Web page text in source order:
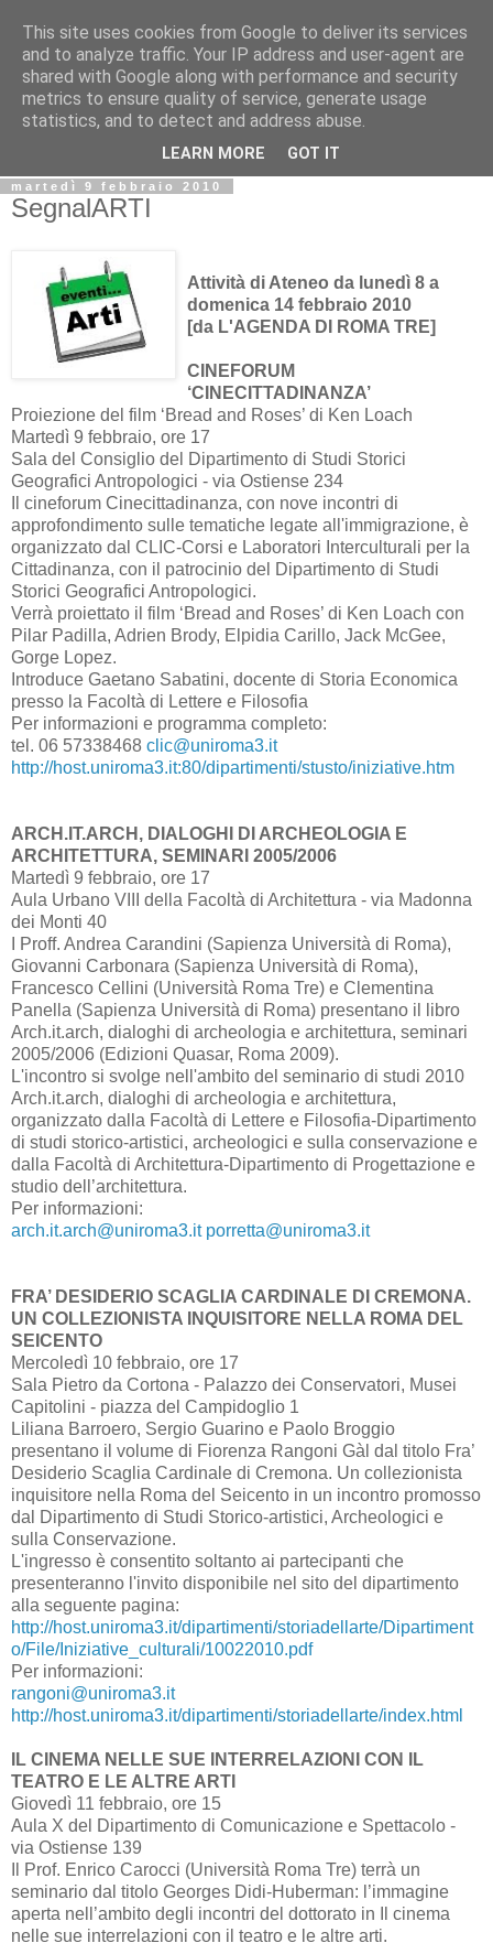
Biblio@rti in
Il Blog della Biblioteca di Area delle arti per condividere
informazioni iniziative incontri
martedì 9 febbraio 2010
SegnalARTI
Attività di Ateneo da lunedì 8 a
domenica 14 febbraio 2010
[da L'AGENDA DI ROMA TRE]
CINEFORUM
‘CINECITTADINANZA’
Proiezione del film ‘Bread and Roses’ di Ken Loach
Martedì 9 febbraio, ore 17
Sala del Consiglio del Dipartimento di Studi Storici
Geografici Antropologici - via Ostiense 234
Il cineforum Cinecittadinanza, con nove incontri di
approfondimento sulle tematiche legate all'immigrazione, è
organizzato dal CLIC-Corsi e Laboratori Interculturali per la
Cittadinanza, con il patrocinio del Dipartimento di Studi
Storici Geografici Antropologici.
Verrà proiettato il film ‘Bread and Roses’ di Ken Loach con
Pilar Padilla, Adrien Brody, Elpidia Carillo, Jack McGee,
Gorge Lopez.
Introduce Gaetano Sabatini, docente di Storia Economica
presso la Facoltà di Lettere e Filosofia
Per informazioni e programma completo:
tel. 06 57338468 clic@uniroma3.it
http://host.uniroma3.it:80/dipartimenti/stusto/iniziative.htm
ARCH.IT.ARCH, DIALOGHI DI ARCHEOLOGIA E
ARCHITETTURA, SEMINARI 2005/2006
Martedì 9 febbraio, ore 17
Aula Urbano VIII della Facoltà di Architettura - via Madonna
dei Monti 40
I Proff. Andrea Carandini (Sapienza Università di Roma),
Giovanni Carbonara (Sapienza Università di Roma),
Francesco Cellini (Università Roma Tre) e Clementina
Panella (Sapienza Università di Roma) presentano il libro
Arch.it.arch, dialoghi di archeologia e architettura, seminari
2005/2006 (Edizioni Quasar, Roma 2009).
L'incontro si svolge nell'ambito del seminario di studi 2010
Arch.it.arch, dialoghi di archeologia e architettura,
organizzato dalla Facoltà di Lettere e Filosofia-Dipartimento
di studi storico-artistici, archeologici e sulla conservazione e
dalla Facoltà di Architettura-Dipartimento di Progettazione e
studio dell’architettura.
Per informazioni:
arch.it.arch@uniroma3.it porretta@uniroma3.it
FRA’ DESIDERIO SCAGLIA CARDINALE DI CREMONA.
UN COLLEZIONISTA INQUISITORE NELLA ROMA DEL
SEICENTO
Mercoledì 10 febbraio, ore 17
Sala Pietro da Cortona - Palazzo dei Conservatori, Musei
Capitolini - piazza del Campidoglio 1
Liliana Barroero, Sergio Guarino e Paolo Broggio
presentano il volume di Fiorenza Rangoni Gàl dal titolo Fra’
Desiderio Scaglia Cardinale di Cremona. Un collezionista
inquisitore nella Roma del Seicento in un incontro promosso
dal Dipartimento di Studi Storico-artistici, Archeologici e
sulla Conservazione.
L'ingresso è consentito soltanto ai partecipanti che
presenteranno l'invito disponibile nel sito del dipartimento
alla seguente pagina:
http://host.uniroma3.it/dipartimenti/storiadellarte/Dipartiment
o/File/Iniziative_culturali/10022010.pdf
Per informazioni:
rangoni@uniroma3.it
http://host.uniroma3.it/dipartimenti/storiadellarte/index.html
IL CINEMA NELLE SUE INTERRELAZIONI CON IL
TEATRO E LE ALTRE ARTI
Giovedì 11 febbraio, ore 15
Aula X del Dipartimento di Comunicazione e Spettacolo -
via Ostiense 139
Il Prof. Enrico Carocci (Università Roma Tre) terrà un
seminario dal titolo Georges Didi-Huberman: l’immagine
aperta nell’ambito degli incontri del dottorato in Il cinema
nelle sue interrelazioni con il teatro e le altre arti.
This site uses cookies from Google to deliver its services
and to analyze traffic. Your IP address and user-agent are
shared with Google along with performance and security
metrics to ensure quality of service, generate usage
statistics, and to detect and address abuse.
LEARN MORE GOT IT